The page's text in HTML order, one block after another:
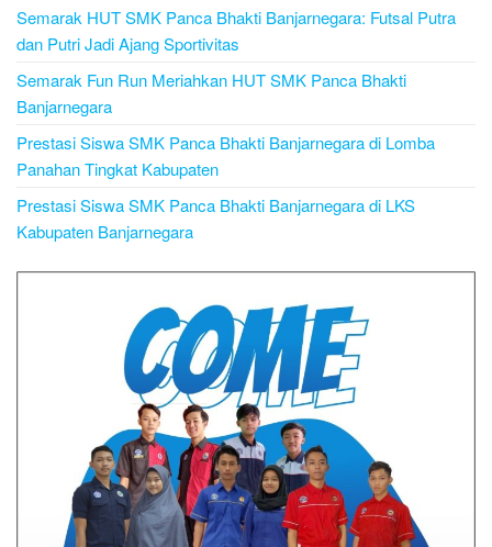
Semarak HUT SMK Panca Bhakti Banjarnegara: Futsal Putra
dan Putri Jadi Ajang Sportivitas
Semarak Fun Run Meriahkan HUT SMK Panca Bhakti
Banjarnegara
Prestasi Siswa SMK Panca Bhakti Banjarnegara di Lomba
Panahan Tingkat Kabupaten
Prestasi Siswa SMK Panca Bhakti Banjarnegara di LKS
Kabupaten Banjarnegara